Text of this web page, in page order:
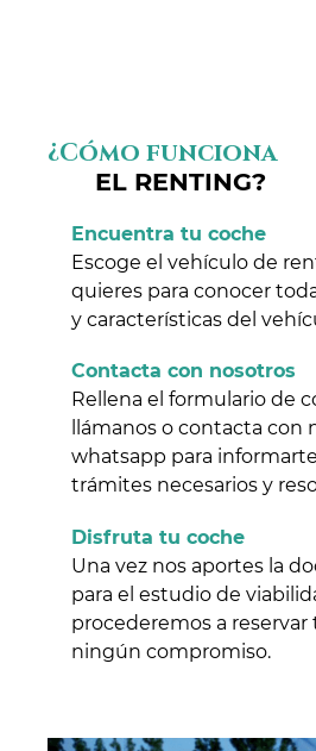
¿Cómo funciona
EL RENTING?
Encuentra tu coche
Escoge el vehículo de
quieres para conocer
y características del
Contacta con nosotros
Rellena el formulario de
llámanos o contacta con
whatsapp para
trámites necesarios y
Disfruta tu coche
Una vez nos aportes la
para el estudio de
procederemos a reservar
ningún compromiso.